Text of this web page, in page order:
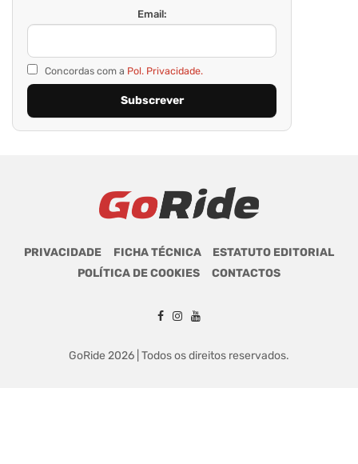
Email:
Concordas com a Pol. Privacidade.
PRIVACIDADE FICHA TÉCNICA
ESTATUTO EDITORIAL
POLÍTICA DE COOKIES
CONTACTOS
GoRide 2026 | Todos os direitos reservados.